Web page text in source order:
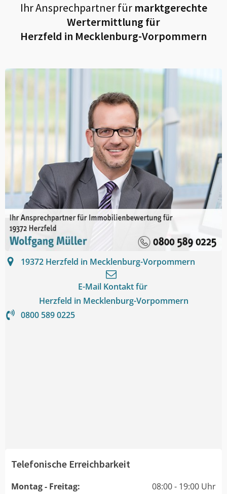
Ihr Ansprechpartner fürmarktgerechte
Wertermittlung für
Herzfeld in Mecklenburg-Vorpommern
19372 Herzfeld in Mecklenburg-Vorpommern
E-Mail Kontakt für
Herzfeld in Mecklenburg-Vorpommern
0800 589 0225
Telefonische Erreichbarkeit
Montag - Freitag:
08:00 - 19:00 Uhr